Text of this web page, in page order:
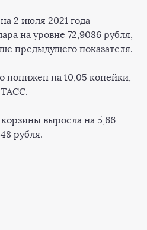
2 июля 2021 года
на уровне 72,9086 рубля,
предыдущего показателя.
понижен на 10,05 копейки,
ТАСС.
выросла на 5,66
рубля.